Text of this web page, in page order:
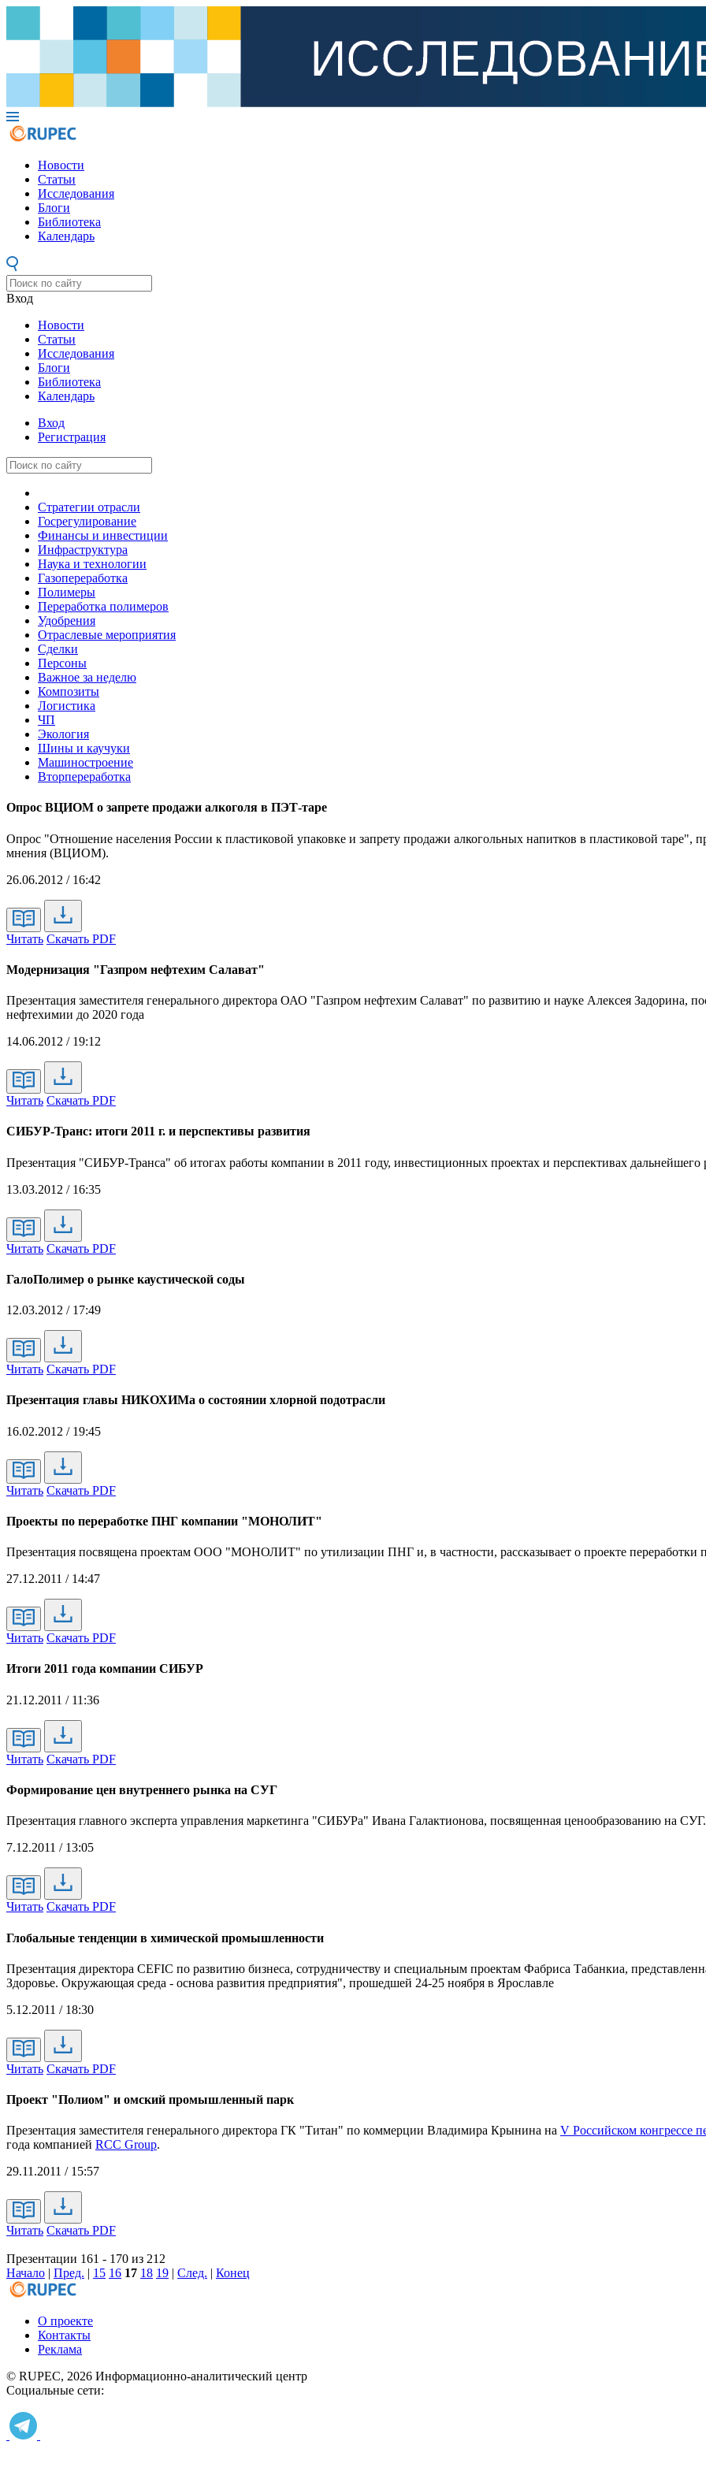
Новости
Статьи
Исследования
Блоги
Библиотека
Календарь
Вход
Новости
Статьи
Исследования
Блоги
Библиотека
Календарь
Вход
Регистрация
Стратегии отрасли
Госрегулирование
Финансы и инвестиции
Инфраструктура
Наука и технологии
Газопереработка
Полимеры
Переработка полимеров
Удобрения
Отраслевые мероприятия
Сделки
Персоны
Важное за неделю
Композиты
Логистика
ЧП
Экология
Шины и каучуки
Машиностроение
Вторпереработка
Опрос ВЦИОМ о запрете продажи алкоголя в ПЭТ-таре
Опрос "Отношение населения России к пластиковой упаковке и запрету продажи алкогольных напитков в пластиковой
мнения (ВЦИОМ).
26.06.2012 / 16:42
Читать Скачать PDF
Модернизация "Газпром нефтехим Салават"
Презентация заместителя генерального директора ОАО "Газпром нефтехим Салават" по развитию и науке Алексея Задорина,
нефтехимии до 2020 года
14.06.2012 / 19:12
Читать Скачать PDF
СИБУР-Транс: итоги 2011 г. и перспективы развития
Презентация "СИБУР-Транса" об итогах работы компании в 2011 году, инвестиционных проектах и перспективах дальнейшего
13.03.2012 / 16:35
Читать Скачать PDF
ГалоПолимер о рынке каустической соды
12.03.2012 / 17:49
Читать Скачать PDF
Презентация главы НИКОХИМа о состоянии хлорной подотрасли
16.02.2012 / 19:45
Читать Скачать PDF
Проекты по переработке ПНГ компании "МОНОЛИТ"
Презентация посвящена проектам ООО "МОНОЛИТ" по утилизации ПНГ и, в частности, рассказывает о проекте переработки
27.12.2011 / 14:47
Читать Скачать PDF
Итоги 2011 года компании СИБУР
21.12.2011 / 11:36
Читать Скачать PDF
Формирование цен внутреннего рынка на СУГ
Презентация главного эксперта управления маркетинга "СИБУРа" Ивана Галактионова, посвященная ценообразованию на СУГ.
7.12.2011 / 13:05
Читать Скачать PDF
Глобальные тенденции в химической промышленности
Презентация директора CEFIC по развитию бизнеса, сотрудничеству и специальным проектам Фабриса Табанкиа,
Здоровье. Окружающая среда - основа развития предприятия", прошедшей 24-25 ноября в Ярославле
5.12.2011 / 18:30
Читать Скачать PDF
Проект "Полиом" и омский промышленный парк
Презентация заместителя генерального директора ГК "Титан" по коммерции Владимира Крынина на V Российском конгрессе
года компанией RCC Group.
29.11.2011 / 15:57
Читать Скачать PDF
Презентации 161 - 170 из 212
Начало | Пред. | 15 16 17 18 19 | След. | Конец
О проекте
Контакты
Реклама
© RUPEC, 2026 Информационно-аналитический центр
Социальные сети: